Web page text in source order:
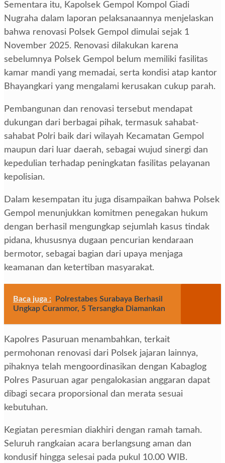
Sementara itu, Kapolsek Gempol Kompol Giadi
Nugraha dalam laporan pelaksanaannya menjelaskan
bahwa renovasi Polsek Gempol dimulai sejak 1
November 2025. Renovasi dilakukan karena
sebelumnya Polsek Gempol belum memiliki fasilitas
kamar mandi yang memadai, serta kondisi atap kantor
Bhayangkari yang mengalami kerusakan cukup parah.
Pembangunan dan renovasi tersebut mendapat
dukungan dari berbagai pihak, termasuk sahabat-
sahabat Polri baik dari wilayah Kecamatan Gempol
maupun dari luar daerah, sebagai wujud sinergi dan
kepedulian terhadap peningkatan fasilitas pelayanan
kepolisian.
Dalam kesempatan itu juga disampaikan bahwa Polsek
Gempol menunjukkan komitmen penegakan hukum
dengan berhasil mengungkap sejumlah kasus tindak
pidana, khususnya dugaan pencurian kendaraan
bermotor, sebagai bagian dari upaya menjaga
keamanan dan ketertiban masyarakat.
Baca juga :
Polrestabes Surabaya Berhasil
Ungkap Curanmor, 5 Tersangka Diamankan
Kapolres Pasuruan menambahkan, terkait
permohonan renovasi dari Polsek jajaran lainnya,
pihaknya telah mengoordinasikan dengan Kabaglog
Polres Pasuruan agar pengalokasian anggaran dapat
dibagi secara proporsional dan merata sesuai
kebutuhan.
Kegiatan peresmian diakhiri dengan ramah tamah.
Seluruh rangkaian acara berlangsung aman dan
kondusif hingga selesai pada pukul 10.00 WIB.